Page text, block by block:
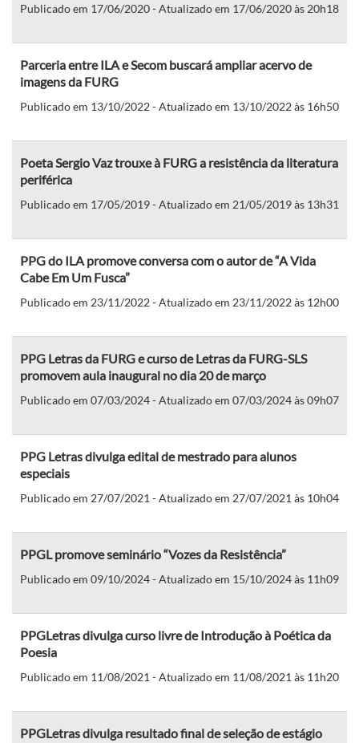
Publicado em 17/06/2020 - Atualizado em 17/06/2020 às 20h18
Parceria entre ILA e Secom buscará ampliar acervo de
imagens da FURG
Publicado em 13/10/2022 - Atualizado em 13/10/2022 às 16h50
Poeta Sergio Vaz trouxe à FURG a resistência da literatura
periférica
Publicado em 17/05/2019 - Atualizado em 21/05/2019 às 13h31
PPG do ILA promove conversa com o autor de “A Vida
Cabe Em Um Fusca”
Publicado em 23/11/2022 - Atualizado em 23/11/2022 às 12h00
PPG Letras da FURG e curso de Letras da FURG-SLS
promovem aula inaugural no dia 20 de março
Publicado em 07/03/2024 - Atualizado em 07/03/2024 às 09h07
PPG Letras divulga edital de mestrado para alunos
especiais
Publicado em 27/07/2021 - Atualizado em 27/07/2021 às 10h04
PPGL promove seminário “Vozes da Resistência”
Publicado em 09/10/2024 - Atualizado em 15/10/2024 às 11h09
PPGLetras divulga curso livre de Introdução à Poética da
Poesia
Publicado em 11/08/2021 - Atualizado em 11/08/2021 às 11h20
PPGLetras divulga resultado final de seleção de estágio